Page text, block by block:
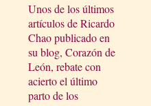
Unos de los últimos
artículos de Ricardo
Chao publicado en
su blog, Corazón de
León, rebate con
acierto el último
parto de los